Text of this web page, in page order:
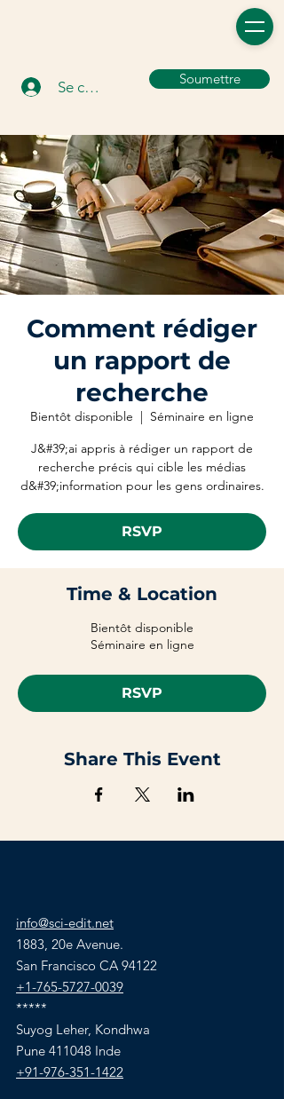
Se connecter Soumettre
Comment rédiger
un rapport de
recherche
Bientôt disponible
  |
Séminaire en ligne
J&#39;ai appris à rédiger un rapport de
recherche précis qui cible les médias
d&#39;information pour les gens ordinaires.
RSVP
Time & Location
Bientôt disponible
Séminaire en ligne
RSVP
Share This Event
info@sci-edit.net
1883, 20e Avenue.
San Francisco CA 94122
+1-765-5727-0039
*****
Suyog Leher, Kondhwa
Pune 411048 Inde
+91-976-351-1422